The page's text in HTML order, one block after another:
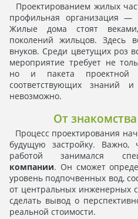
Проектированием жилых
профильная организация —
Жилые дома стоят
поколений жильцов. Здесь
внуков. Среди цветущих роз
мероприятие требует не
но и пакета проектной
соответствующих знаний
невозможно.
От
Процесс проектирования
будущую застройку.
работой занимался
компании. Он сможет
уровень подпочвенных вод,
от центральных инженерных
сделать вывод о
реальной стоимости.